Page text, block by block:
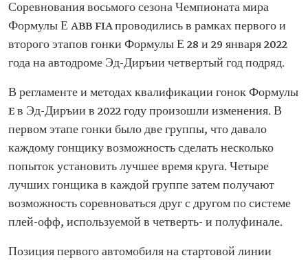
Соревнования восьмого сезона Чемпионата мира
Формулы Е ABB FIA проводились в рамках первого и
второго этапов гонки Формулы Е 28 и 29 января 2022
года на автодроме Эд-Диръии четвертый год подряд.
В регламенте и методах квалификации гонок Формулы
E в Эд-Диръии в 2022 году произошли изменения. В
первом этапе гонки было две группы, что давало
каждому гонщику возможность сделать несколько
попыток установить лучшее время круга. Четыре
лучших гонщика в каждой группе затем получают
возможность соревноваться друг с другом по системе
плей-офф, используемой в четверть- и полуфинале.
Позиция первого автомобиля на стартовой линии